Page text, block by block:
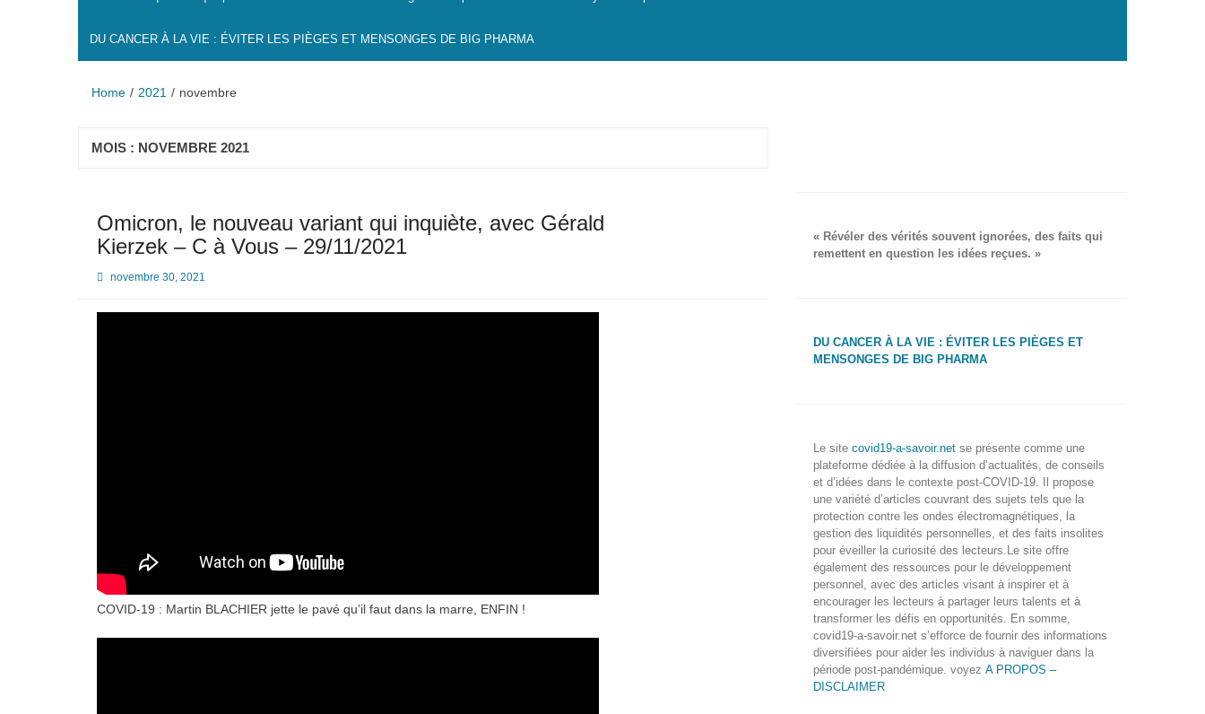
DU CANCER À LA VIE : ÉVITER LES PIÈGES ET MENSONGES DE BIG PHARMA
Home 2021 novembre
MOIS : NOVEMBRE 2021
Omicron, le nouveau variant qui inquiète, avec Gérald
Kierzek – C à Vous – 29/11/2021
novembre 30, 2021
COVID-19 : Martin BLACHIER jette le pavé qu’il faut dans la marre, ENFIN !
« Révéler des vérités souvent ignorées, des faits qui
remettent en question les idées reçues. »
DU CANCER À LA VIE : ÉVITER LES PIÈGES ET
MENSONGES DE BIG PHARMA
Le site covid19-a-savoir.netse présente comme une
plateforme dédiée à la diffusion d’actualités, de conseils
et d’idées dans le contexte post-COVID-19. Il propose
une variété d’articles couvrant des sujets tels que la
protection contre les ondes électromagnétiques, la
gestion des liquidités personnelles, et des faits insolites
pour éveiller la curiosité des lecteurs.Le site offre
également des ressources pour le développement
personnel, avec des articles visant à inspirer et à
encourager les lecteurs à partager leurs talents et à
transformer les défis en opportunités. En somme,
covid19-a-savoir.net s’efforce de fournir des informations
diversifiées pour aider les individus à naviguer dans la
période post-pandémique. voyez A PROPOS –
DISCLAIMER